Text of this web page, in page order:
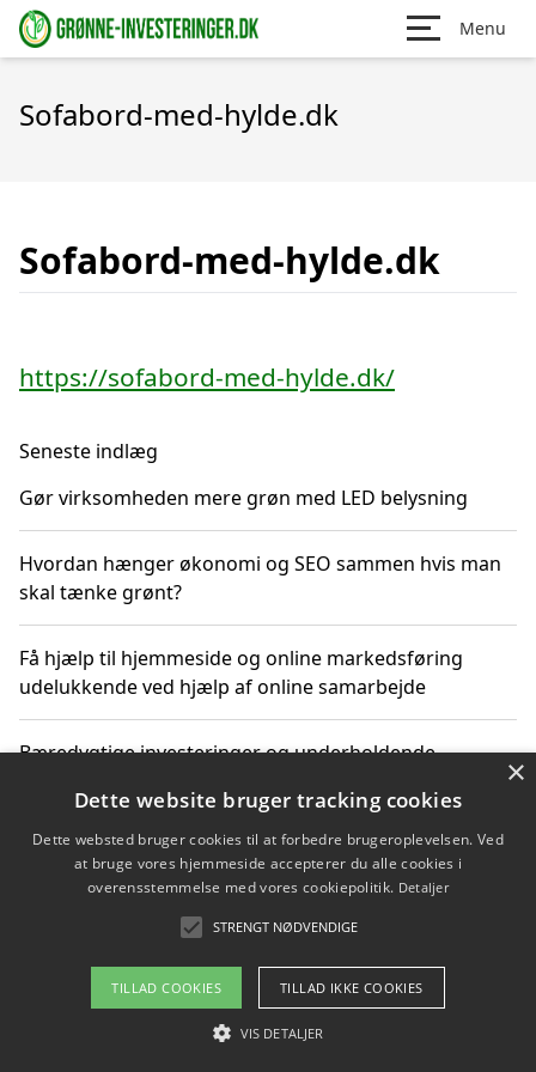
Menu
Sofabord-med-hylde.dk
Sofabord-med-hylde.dk
https://sofabord-med-hylde.dk/
Seneste indlæg
Gør virksomheden mere grøn med LED belysning
Hvordan hænger økonomi og SEO sammen hvis man
skal tænke grønt?
Få hjælp til hjemmeside og online markedsføring
udelukkende ved hjælp af online samarbejde
Bæredygtige investeringer og underholdende
Sådan kan online møder for virksomheder fremme
grønne investeringer
Copyright 2026 - Pilanto Aps
Om / kontakt
×
Dette website bruger tracking cookies
Dette websted bruger cookies til at forbedre brugeroplevelsen. Ved
at bruge vores hjemmeside accepterer du alle cookies i
overensstemmelse med vores cookiepolitik. Detaljer
STRENGT NØDVENDIGE
TILLAD COOKIES TILLAD IKKE COOKIES
VIS DETALJER